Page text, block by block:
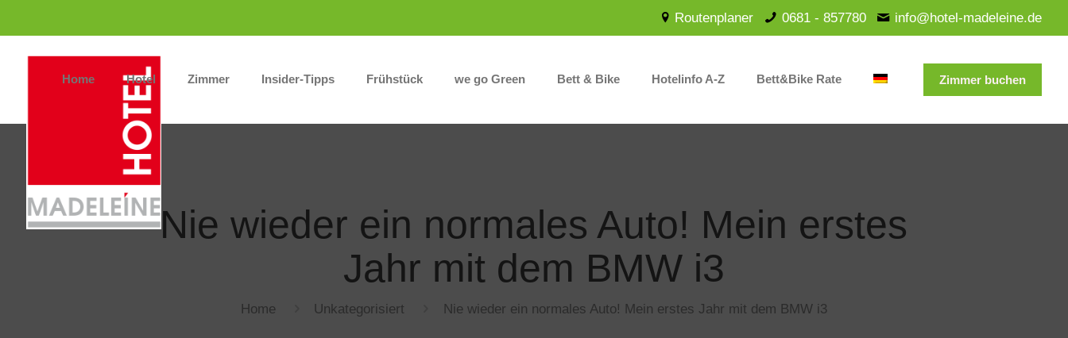
Routenplaner 0681 - 857780 info@hotel-madeleine.de
Home Hotel Zimmer Insider-Tipps Frühstück we go Green Bett & Bike Hotelinfo A-Z Bett&Bike Rate Zimmer buchen
Nie wieder ein normales Auto! Mein erstes
Jahr mit dem BMW i3
Home Unkategorisiert Nie wieder ein normales Auto! Mein erstes Jahr mit dem BMW i3